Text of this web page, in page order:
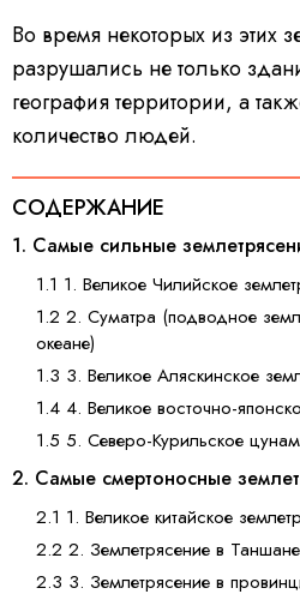
Во время некоторых из этих
разрушались не только
география территории, а
количество людей.
СОДЕРЖАНИЕ
1. Самые сильные
1.1 1. Великое Чилийское
1.2 2. Суматра (подводное
океане)
1.3 3. Великое Аляскинское
1.4 4. Великое восточно-
1.5 5. Северо-Курильское
2. Самые смертоносные
2.1 1. Великое китайское
2.2 2. Землетрясение в Таншане
2.3 3. Землетрясение в